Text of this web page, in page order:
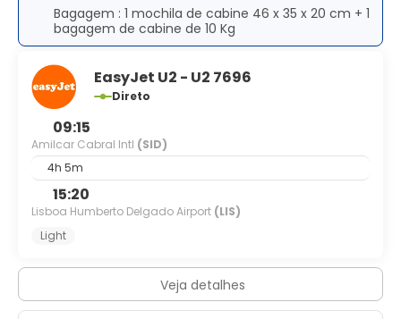
Bagagem : 1 mochila de cabine 46 x 35 x 20 cm + 1
bagagem de cabine de 10 Kg
EasyJet U2 - U2 7696
Direto
09:15
Amilcar Cabral Intl (SID)
4h 5m
15:20
Lisboa Humberto Delgado Airport (LIS)
Light
Veja detalhes